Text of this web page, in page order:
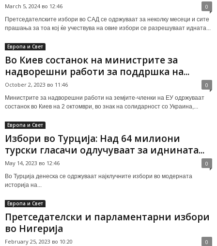
March 5, 2024 во 12:46 0
Претседателските избори во САД се одржуваат за неколку месеци и сите
прашања за тоа кој ќе учествува на овие избори се разрешуваат идната...
Европа и Свет
Во Киев состанок на министрите за
надворешни работи за поддршка на...
October 2, 2023 во 11:46 0
Министрите за надворешни работи на земјите-членки на ЕУ одржуваат
состанок во Киев на 2 октомври, во знак на солидарност со Украина,...
Европа и Свет
Избори во Турција: Над 64 милиони
турски гласачи одлучуваат за иднината...
May 14, 2023 во 12:46 0
Во Турција денеска се одржуваат најклучните избори во модерната
историја на...
Европа и Свет
Претседателски и парламентарни избори
во Нигерија
February 25, 2023 во 10:20 0